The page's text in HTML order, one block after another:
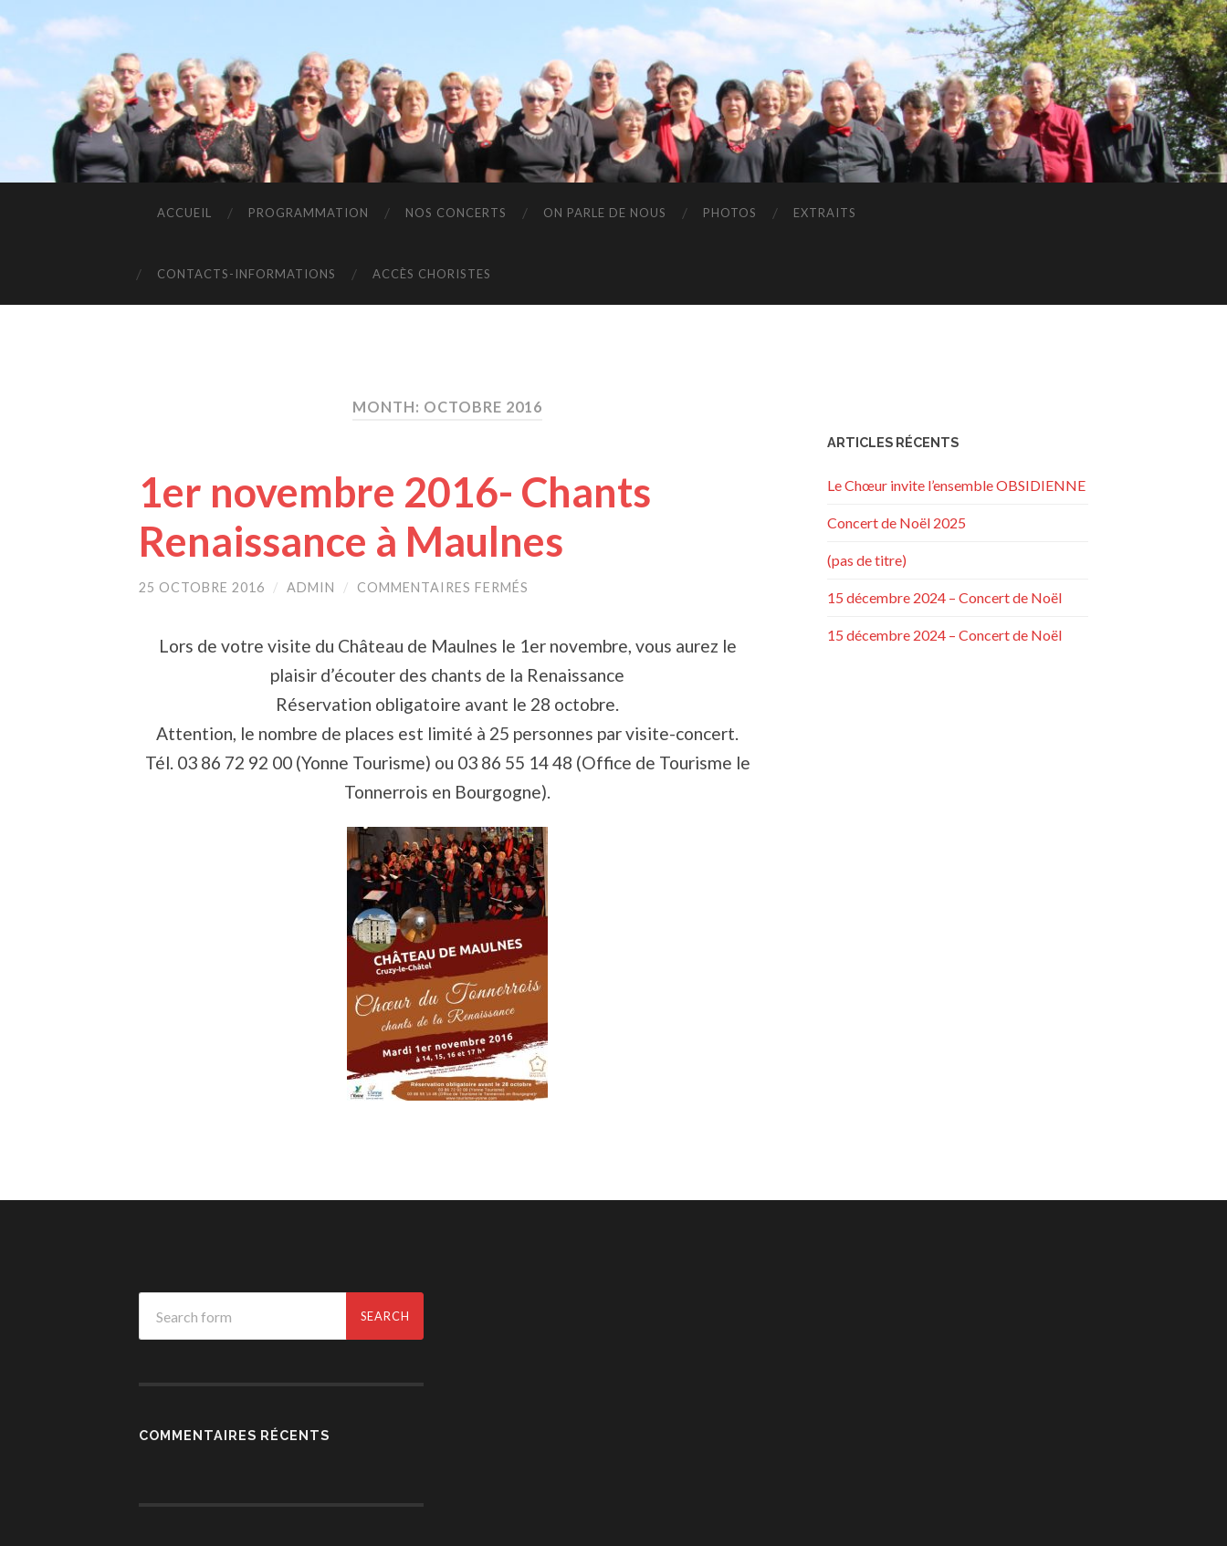
ACCUEIL PROGRAMMATION NOS CONCERTS ON PARLE DE NOUS PHOTOS EXTRAITS
CONTACTS-INFORMATIONS ACCÈS CHORISTES
MONTH: OCTOBRE 2016
1er novembre 2016- Chants
Renaissance à Maulnes
25 OCTOBRE 2016 / ADMIN / COMMENTAIRES FERMÉS
CHANTS
À
MAULNES
Lors de votre visite du Château de Maulnes le 1er novembre, vous aurez le
plaisir d’écouter des chants de la Renaissance
Réservation obligatoire avant le 28 octobre.
Attention, le nombre de places est limité à 25 personnes par visite-concert.
Tél. 03 86 72 92 00 (Yonne Tourisme) ou 03 86 55 14 48 (Office de Tourisme le
Tonnerrois en Bourgogne).
ARTICLES RÉCENTS
Le Chœur invite l’ensemble OBSIDIENNE
Concert de Noël 2025
(pas de titre)
15 décembre 2024 – Concert de Noël
15 décembre 2024 – Concert de Noël
COMMENTAIRES RÉCENTS